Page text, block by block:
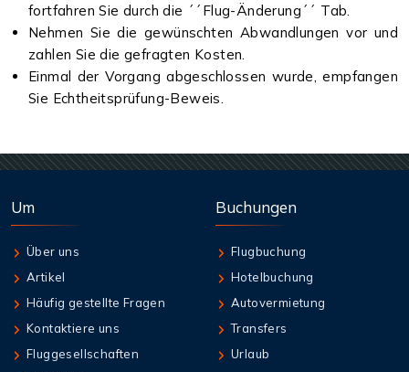
fortfahren Sie durch die ´´Flug-Änderung´´ Tab.
Nehmen Sie die gewünschten Abwandlungen vor und
zahlen Sie die gefragten Kosten.
Einmal der Vorgang abgeschlossen wurde, empfangen
Sie Echtheitsprüfung-Beweis.
Um
Über uns
Artikel
Häufig gestellte Fragen
Kontaktiere uns
Fluggesellschaften
Buchungen
Flugbuchung
Hotelbuchung
Autovermietung
Transfers
Urlaub